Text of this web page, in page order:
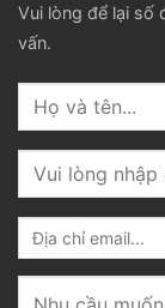
Vui lòng để lại số
vấn.